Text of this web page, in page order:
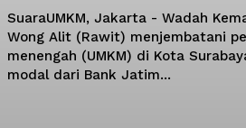
SuaraUMKM, Jakarta - Wadah
Wong Alit (Rawit) menjembatani
menengah (UMKM) di Kota
modal dari Bank Jatim...